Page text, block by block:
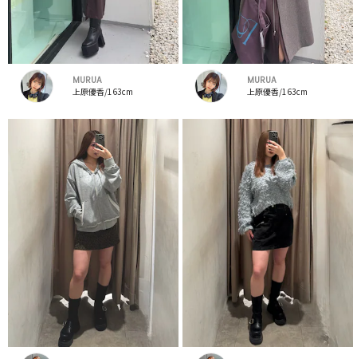
MURUA
上原優香/163cm
MURUA
上原優香/163cm